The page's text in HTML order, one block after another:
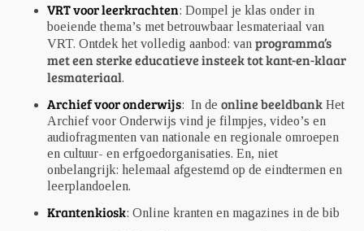
VRT voor leerkrachten: Dompel je klas onder in
boeiende thema’s met betrouwbaar lesmateriaal van
VRT. Ontdek het volledig aanbod: van programma’s
met een sterke educatieve insteek tot kant-en-klaar
lesmateriaal.
Archief voor onderwijs: In de online beeldbank Het
Archief voor Onderwijs vind je filmpjes, video’s en
audiofragmenten van nationale en regionale omroepen
en cultuur- en erfgoedorganisaties. En, niet
onbelangrijk: helemaal afgestemd op de eindtermen en
leerplandoelen.
Krantenkiosk: Online kranten en magazines in de bib